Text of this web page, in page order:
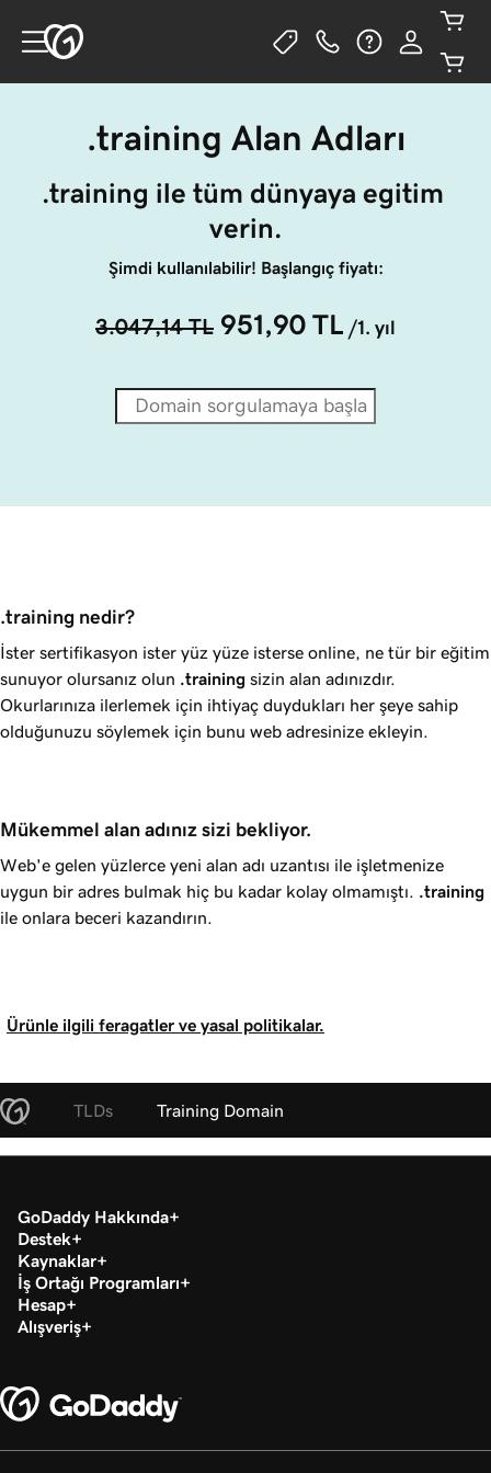
.training Alan Adları
.training ile tüm dünyaya egitim
verin.
Şimdi kullanılabilir! Başlangıç fiyatı:
3.047,14 TL 951,90 TL /1. yıl
.training nedir?
İster sertifikasyon ister yüz yüze isterse online, ne tür bir eğitim
sunuyor olursanız olun .training sizin alan adınızdır.
Okurlarınıza ilerlemek için ihtiyaç duydukları her şeye sahip
olduğunuzu söylemek için bunu web adresinize ekleyin.
Mükemmel alan adınız sizi bekliyor.
Web'e gelen yüzlerce yeni alan adı uzantısı ile işletmenize
uygun bir adres bulmak hiç bu kadar kolay olmamıştı.
.training
ile onlara beceri kazandırın.
Ürünle ilgili feragatler ve yasal politikalar.
TLDs Training Domain
GoDaddy Hakkında
Destek
Kaynaklar
İş Ortağı Programları
Hesap
Alışveriş